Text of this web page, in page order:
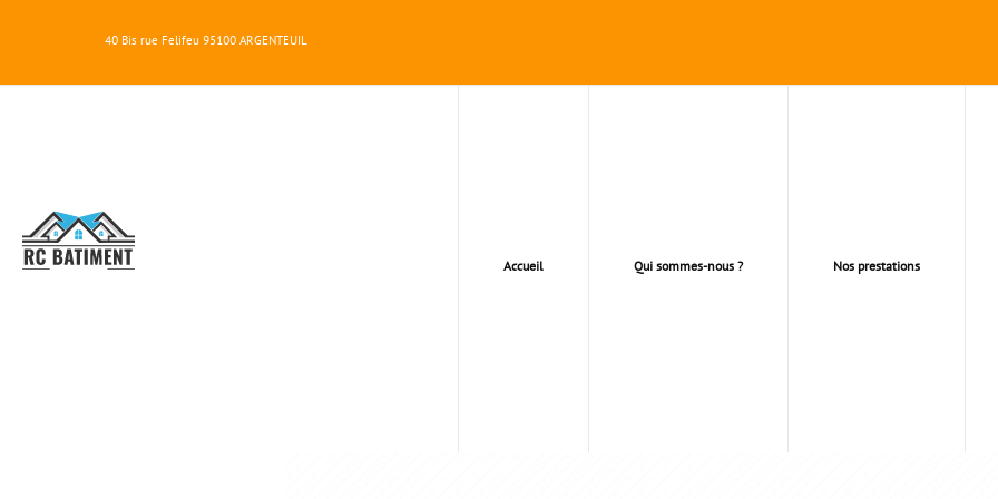
40 Bis rue Felifeu 95100 ARGENTEUIL
RC
BATIMENT
Accueil Qui sommes-nous ? Nos prestations